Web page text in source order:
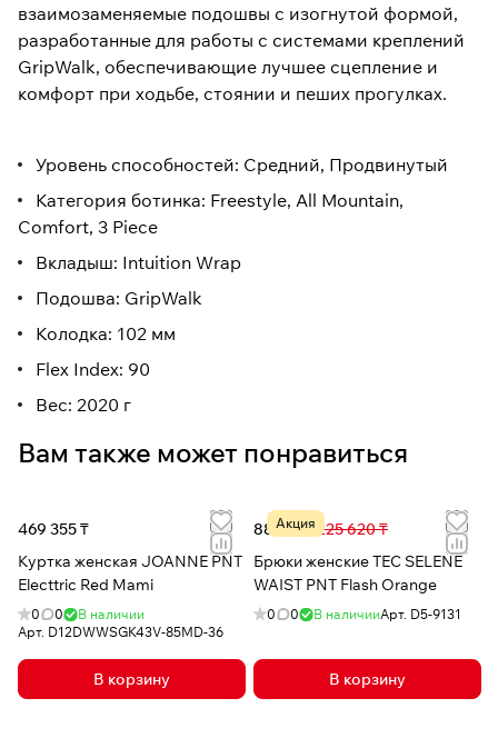
взаимозаменяемые подошвы с изогнутой формой,
разработанные для работы с системами креплений
GripWalk, обеспечивающие лучшее сцепление и
комфорт при ходьбе, стоянии и пеших прогулках.
Уровень способностей: Средний, Продвинутый
Категория ботинка: Freestyle, All Mountain,
Comfort, 3 Piece
Вкладыш: Intuition Wrap
Подошва: GripWalk
Колодка: 102 мм
Flex Index: 90
Вес: 2020 г
Вам также может понравиться
469 355 ₸
Куртка женская JOANNE PNT
Electtric Red Mami
0 0
В наличии
Арт. D12DWWSGK43V-85MD-36
В корзину
Акция
88 758 ₸ 225 620 ₸
Брюки женские TEC SELENE
WAIST PNT Flash Orange
0 0 В наличииАрт. D5-9131
В корзину